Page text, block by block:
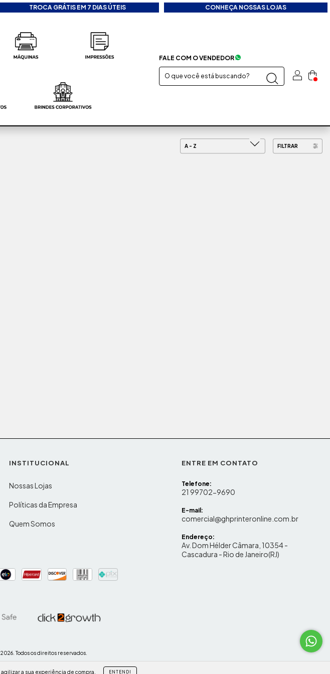
TROCA GRÁTIS EM 7 DIAS ÚTEIS CONHEÇA NOSSAS LOJAS
FALE COM O VENDEDOR
agilizar a sua experiência de compra. ENTENDI
FILTRAR
INSTITUCIONAL
Nossas Lojas
Políticas da Empresa
Quem Somos
ENTRE EM CONTATO
Telefone:
21 99702-9690
E-mail:
comercial@ghprinteronline.com.br
Endereço:
Av. Dom Hélder Câmara, 10354 -
Cascadura - Rio de Janeiro(RJ)
Todos os direitos reservados.